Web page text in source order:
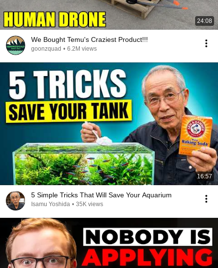
24:08
We Bought Temu's Craziest Product!!!
goonzquad • 6.2M views
16:57
5 Simple Tricks That Will Save Your Aquarium
Isamu Yoshida • 35K views